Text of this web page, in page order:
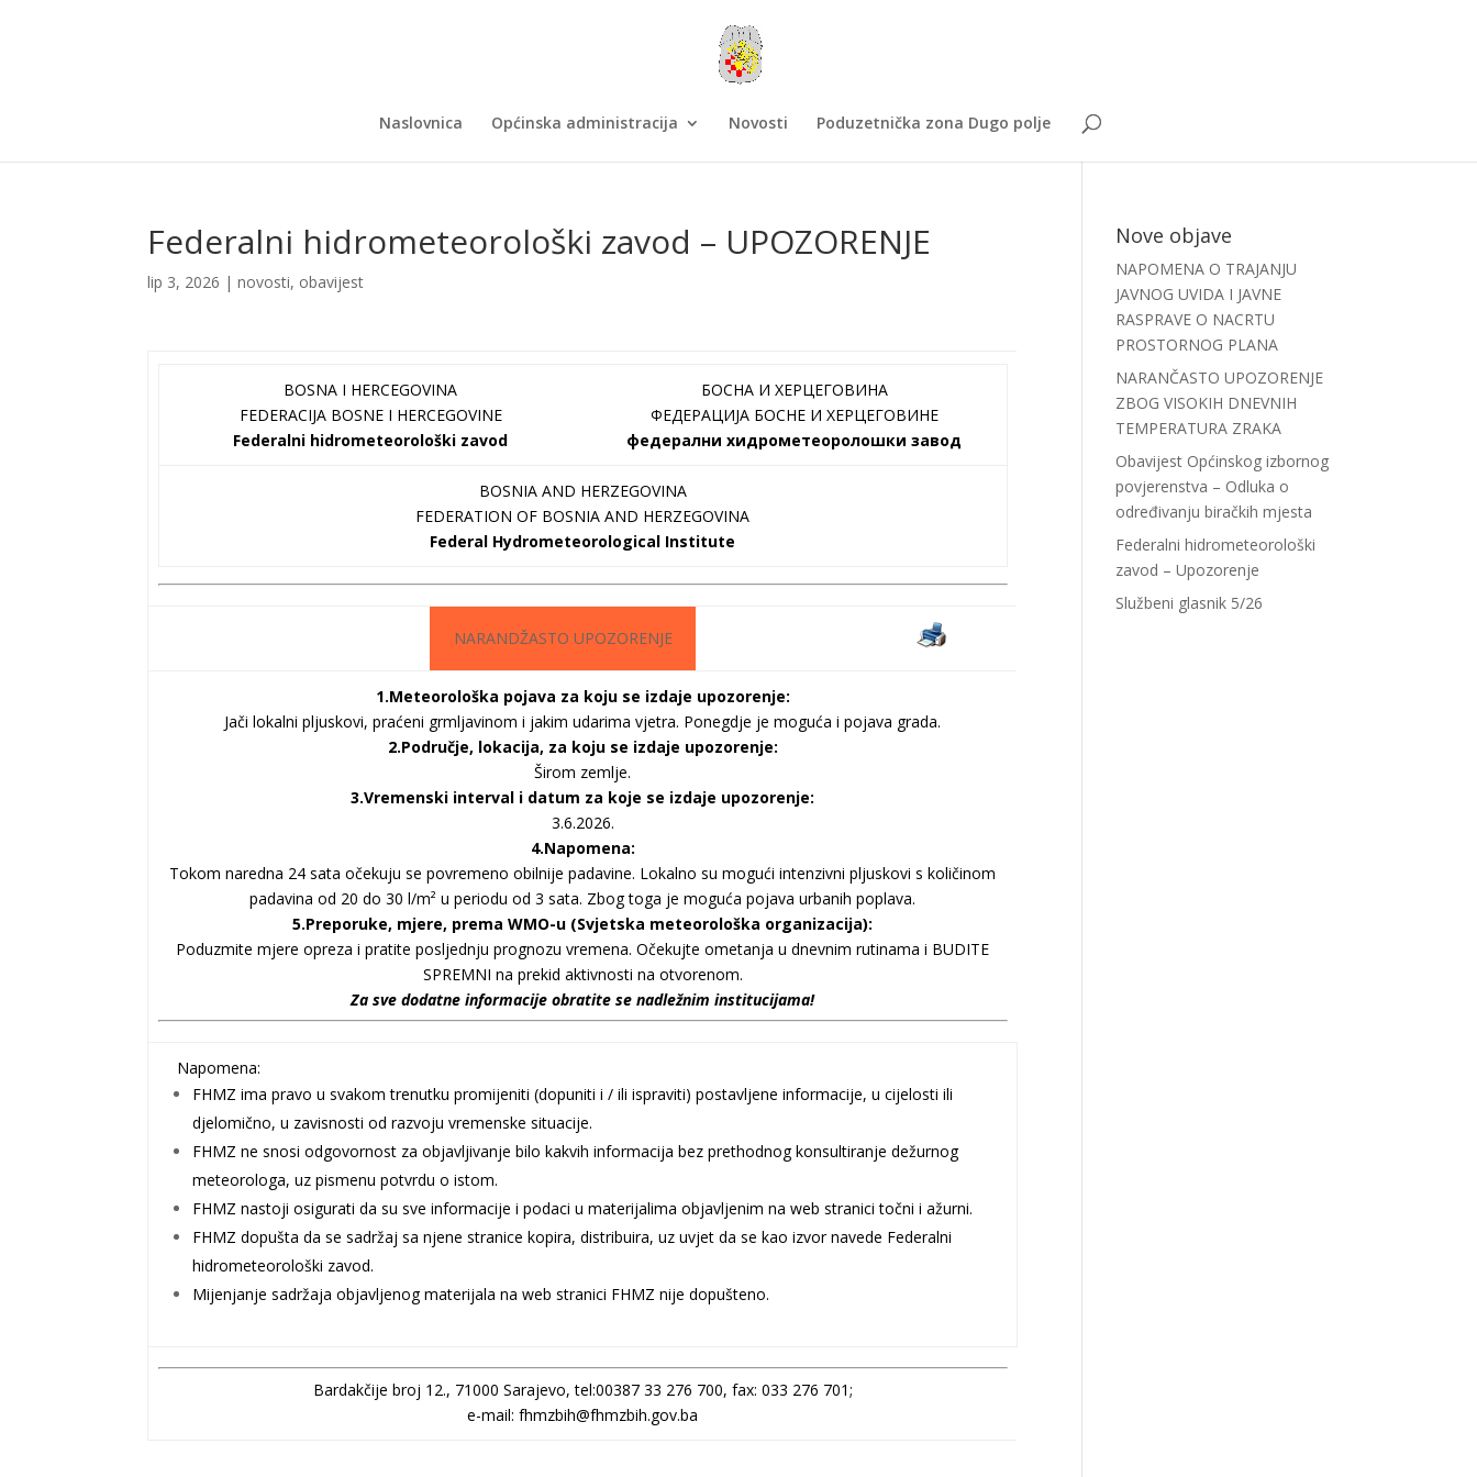
Naslovnica Općinska administracija Novosti Poduzetnička zona Dugo polje
Federalni hidrometeorološki zavod – UPOZORENJE
lip 3, 2026 |novosti, obavijest
BOSNA I HERCEGOVINA
FEDERACIJA BOSNE I HERCEGOVINE
Federalni hidrometeorološki zavod
БОСНА И ХЕРЦЕГОВИНА
ФЕДЕРАЦИЈА БОСНЕ И ХЕРЦЕГОВИНЕ
федерални хидрометеоролошки завод
BOSNIA AND HERZEGOVINA
FEDERATION OF BOSNIA AND HERZEGOVINA
Federal Hydrometeorological Institute
NARANDŽASTO UPOZORENJE
1.Meteorološka pojava za koju se izdaje upozorenje:
Jači lokalni pljuskovi, praćeni grmljavinom i jakim udarima vjetra. Ponegdje je moguća i pojava grada.
2.Područje, lokacija, za koju se izdaje upozorenje:
Širom zemlje.
3.Vremenski interval i datum za koje se izdaje upozorenje:
3.6.2026.
4.Napomena:
Tokom naredna 24 sata očekuju se povremeno obilnije padavine. Lokalno su mogući intenzivni pljuskovi s količinom
padavina od 20 do 30 l/m² u periodu od 3 sata. Zbog toga je moguća pojava urbanih poplava.
5.Preporuke, mjere, prema WMO-u (Svjetska meteorološka organizacija):
Poduzmite mjere opreza i pratite posljednju prognozu vremena. Očekujte ometanja u dnevnim rutinama i BUDITE
SPREMNI na prekid aktivnosti na otvorenom.
Za sve dodatne informacije obratite se nadležnim institucijama!
Napomena:
FHMZ ima pravo u svakom trenutku promijeniti (dopuniti i / ili ispraviti) postavljene informacije, u cijelosti ili
djelomično, u zavisnosti od razvoju vremenske situacije.
FHMZ ne snosi odgovornost za objavljivanje bilo kakvih informacija bez prethodnog konsultiranje dežurnog
meteorologa, uz pismenu potvrdu o istom.
FHMZ nastoji osigurati da su sve informacije i podaci u materijalima objavljenim na web stranici točni i ažurni.
FHMZ dopušta da se sadržaj sa njene stranice kopira, distribuira, uz uvjet da se kao izvor navede Federalni
hidrometeorološki zavod.
Mijenjanje sadržaja objavljenog materijala na web stranici FHMZ nije dopušteno.
Bardakčije broj 12., 71000 Sarajevo, tel:00387 33 276 700, fax: 033 276 701;
e-mail: fhmzbih@fhmzbih.gov.ba
Nove objave
NAPOMENA O TRAJANJU
JAVNOG UVIDA I JAVNE
RASPRAVE O NACRTU
PROSTORNOG PLANA
NARANČASTO UPOZORENJE
ZBOG VISOKIH DNEVNIH
TEMPERATURA ZRAKA
Obavijest Općinskog izbornog
povjerenstva – Odluka o
određivanju biračkih mjesta
Federalni hidrometeorološki
zavod – Upozorenje
Službeni glasnik 5/26